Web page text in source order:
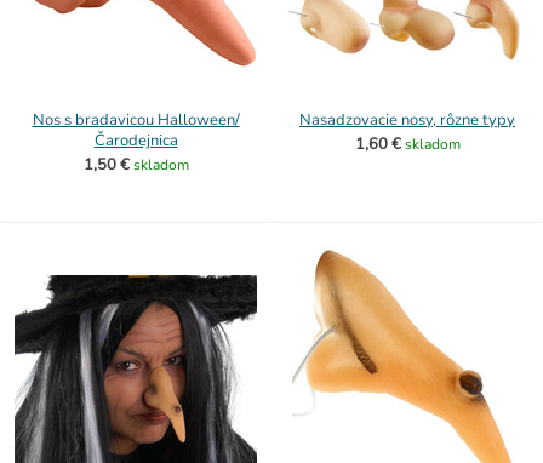
Nos s bradavicou Halloween/
Čarodejnica
1,50 € skladom
Nasadzovacie nosy, rôzne typy
1,60 € skladom